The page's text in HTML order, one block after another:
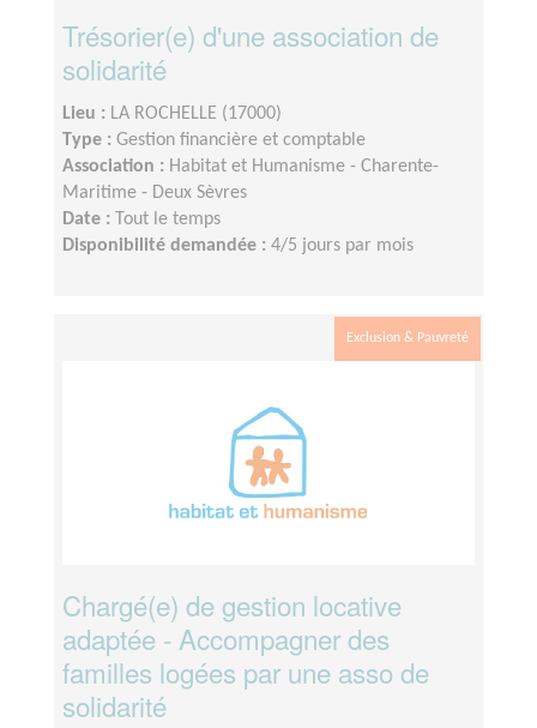
Trésorier(e) d'une association de
solidarité
Lieu : LA ROCHELLE (17000)
Type : Gestion financière et comptable
Association : Habitat et Humanisme - Charente-
Maritime - Deux Sèvres
Date :
Tout le temps
Disponibilité demandée : 4/5 jours par mois
Exclusion & Pauvreté
Chargé(e) de gestion locative
adaptée - Accompagner des
familles logées par une asso de
solidarité